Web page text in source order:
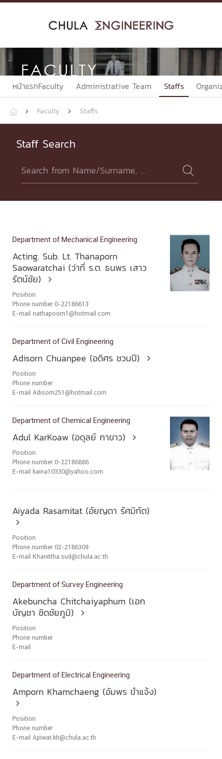
Skip
FACULTY
หน้าแรกFaculty Administrative Team Staffs
  Faculty  Staffs
Staff Search

Department of Mechanical Engineering
Acting. Sub. Lt. Thanaporn
Saowaratchai (ว่าที่ ร.ต. ธนพร เสาว
รัตน์ชัย)

Position
Phone number 0-22186613
E-mail nathapoom1@hotmail.com
Department of Civil Engineering
Adisorn Chuanpee (อดิศร ชวนปี) 
Position
Phone number
E-mail Adisorn251@hotmail.com
Department of Chemical Engineering
Adul KarKoaw (อดุลย์ กาขาว) 
Position
Phone number 0-22186886
E-mail kaina10330@yahoo.com
Aiyada Rasamitat (อัยญดา รัศมิทัต)

Position
Phone number 02-2186309
E-mail Khanittha.sud@chula.ac.th
Department of Survey Engineering
Akebuncha Chitchaiyaphum (เอก
บัญชา ชิดชัยภูมิ)

Position
Phone number
E-mail
Department of Electrical Engineering
Amporn Khamchaeng (อัมพร ขำแจ้ง)

Position
Phone number
E-mail Apiwat.kh@chula.ac.th